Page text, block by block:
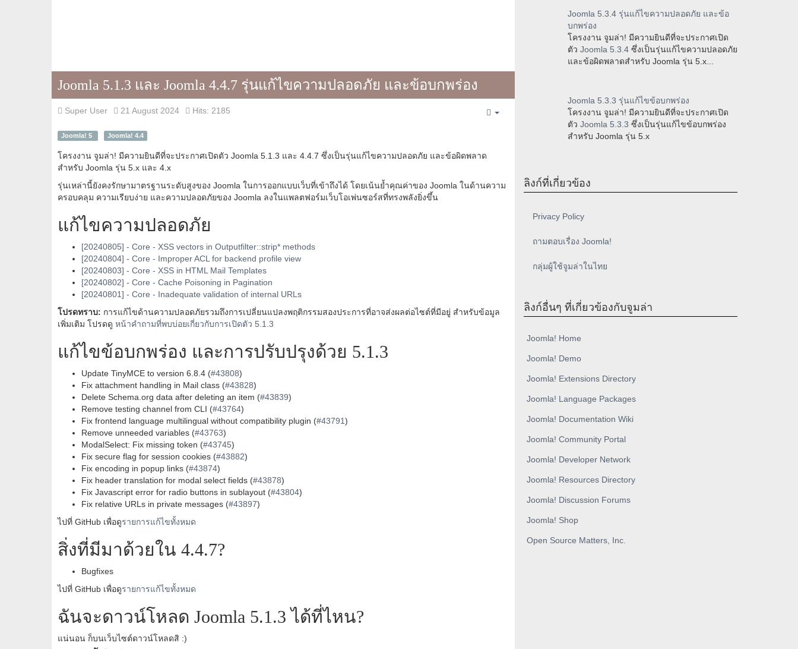
Joomla 5.1.3 และ Joomla 4.4.7 รุ่นแก้ไขความปลอดภัย และข้อบกพร่อง
Super User 21 August 2024
Hits: 2185
Joomla! 5 Joomla! 4.4
โครงงาน จูมล่า! มีความยินดีที่จะประกาศเปิดตัว Joomla 5.1.3 และ 4.4.7 ซึ่งเป็นรุ่นแก้ไขความปลอดภัย และข้อผิดพลาด
สำหรับ Joomla รุ่น 5.x และ 4.x
รุ่นเหล่านี้ยังคงรักษามาตรฐานระดับสูงของ Joomla ในการออกแบบเว็บที่เข้าถึงได้ โดยเน้นย้ำคุณค่าของ Joomla ในด้านความ
ครอบคลุม ความเรียบง่าย และความปลอดภัยของ Joomla ลงในแพลตฟอร์มเว็บโอเพ่นซอร์สที่ทรงพลังยิ่งขึ้น
แก้ไขความปลอดภัย
[20240805] - Core - XSS vectors in Outputfilter::strip* methods
[20240804] - Core - Improper ACL for backend profile view
[20240803] - Core - XSS in HTML Mail Templates
[20240802] - Core - Cache Poisoning in Pagination
[20240801] - Core - Inadequate validation of internal URLs
โปรดทราบ: การแก้ไขด้านความปลอดภัยรวมถึงการเปลี่ยนแปลงพฤติกรรมสองประการที่อาจส่งผลต่อไซต์ที่มีอยู่ สำหรับข้อมูล
เพิ่มเติม โปรดดู หน้าคำถามที่พบบ่อยเกี่ยวกับการเปิดตัว 5.1.3
แก้ไขข้อบกพร่อง และการปรับปรุงด้วย 5.1.3
Update TinyMCE to version 6.8.4 (#43808)
Fix attachment handling in Mail class (#43828)
Delete Schema.org data after deleting an item (#43839)
Remove testing channel from CLI (#43764)
Fix frontend language multilingual without compatibility plugin (#43791)
Remove unneeded variables (#43763)
ModalSelect: Fix missing token (#43745)
Fix secure flag for session cookies (#43882)
Fix encoding in popup links (#43874)
Fix header translation for modal select fields (#43878)
Fix Javascript error for radio buttons in sublayout (#43804)
Fix relative URLs in private messages (#43897)
ไปที่ GitHub เพื่อดูรายการแก้ไขทั้งหมด
สิ่งที่มีมาด้วยใน 4.4.7?
Bugfixes
ไปที่ GitHub เพื่อดูรายการแก้ไขทั้งหมด
ฉันจะดาวน์โหลด Joomla 5.1.3 ได้ที่ไหน?
แน่นอน ก็บนเว็บไซต์ดาวน์โหลดสิ :)
Joomla 5.3.4 รุ่นแก้ไขความปลอดภัย และข้อ
บกพร่อง
โครงงาน จูมล่า! มีความยินดีที่จะประกาศเปิด
ตัว Joomla 5.3.4 ซึ่งเป็นรุ่นแก้ไขความปลอดภัย
และข้อผิดพลาดสำหรับ Joomla รุ่น 5.x...
Joomla 5.3.3 รุ่นแก้ไขข้อบกพร่อง
โครงงาน จูมล่า! มีความยินดีที่จะประกาศเปิด
ตัว Joomla 5.3.3 ซึ่งเป็นรุ่นแก้ไขข้อบกพร่อง
สำหรับ Joomla รุ่น 5.x
ลิงก์ที่เกี่ยวข้อง
Privacy Policy
ถามตอบเรื่อง Joomla!
กลุ่มผู้ใช้จูมล่าในไทย
ลิงก์อื่นๆ ที่เกี่ยวข้องกับจูมล่า
Joomla! Home
Joomla! Demo
Joomla! Extensions Directory
Joomla! Language Packages
Joomla! Documentation Wiki
Joomla! Community Portal
Joomla! Developer Network
Joomla! Resources Directory
Joomla! Discussion Forums
Joomla! Shop
Open Source Matters, Inc.